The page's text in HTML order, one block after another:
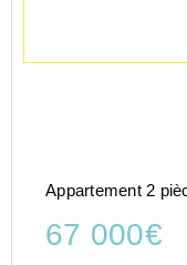
Appartement 2
67 000€